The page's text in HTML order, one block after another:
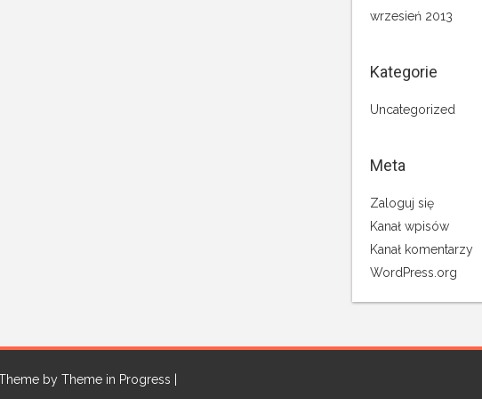
wrzesień 2013
Kategorie
Uncategorized
Meta
Zaloguj się
Kanał wpisów
Kanał komentarzy
WordPress.org
by Theme in Progress